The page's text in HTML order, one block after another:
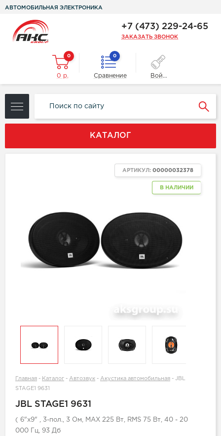
АВТОМОБИЛЬНАЯ ЭЛЕКТРОНИКА
+7 (473) 229-24-65
ЗАКАЗАТЬ ЗВОНОК
0
0 р.
0
Сравнение Войти
КАТАЛОГ
В НАЛИЧИИ
АРТИКУЛ: 00000032378
Главная - Каталог - Автозвук - Акустика автомобильная - JBL
STAGE1 9631
JBL STAGE1 9631
( 6"x9" , 3-пол., 3 Ом, MAX 225 Вт, RMS 75 Вт, 40 - 20
000 Гц, 93 Дб